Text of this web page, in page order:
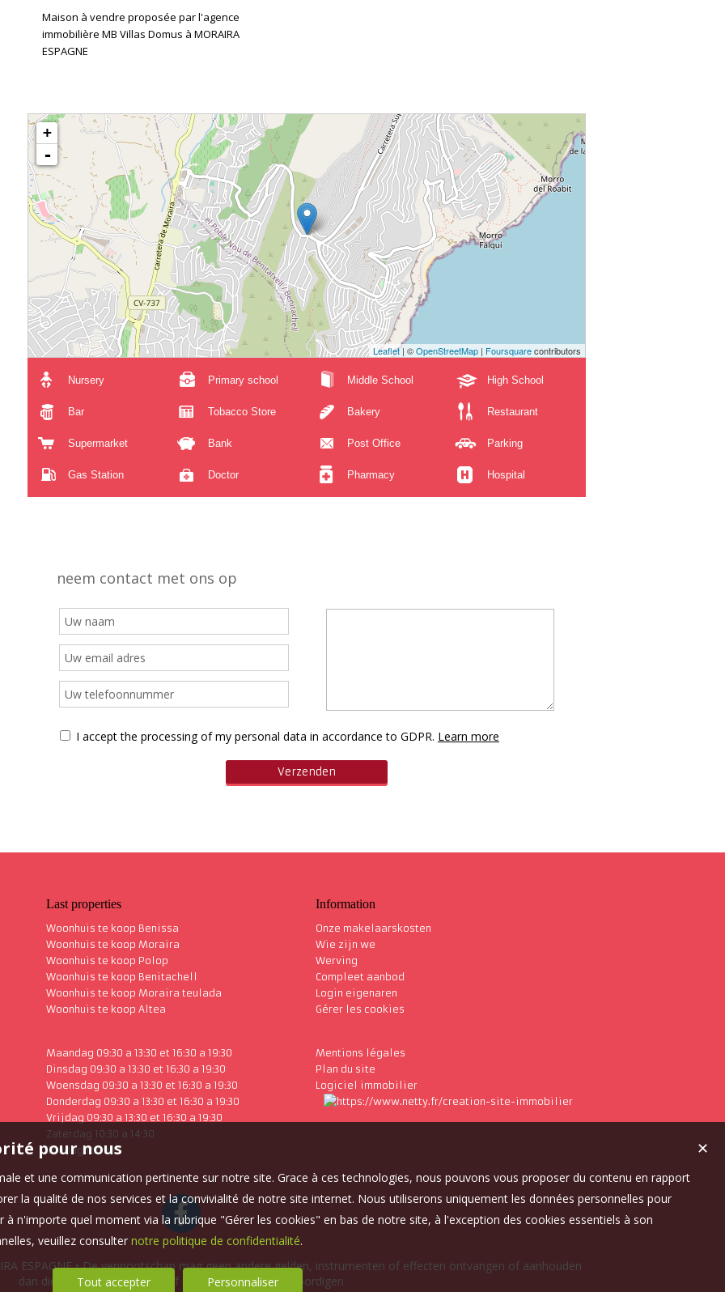
Maison à vendre proposée par l'agence
immobilière MB Villas Domus à MORAIRA
ESPAGNE
+
-
Leaflet| ©OpenStreetMap | Foursquarecontributors
Nursery Primary school Middle School High School
Bar Tobacco Store Bakery Restaurant
Supermarket Bank Post Office Parking
Gas Station Doctor Pharmacy Hospital
neem contact met ons op
I accept the processing of my personal data in accordance to GDPR. Learn more
Last properties
Woonhuis te koop Benissa
Woonhuis te koop Moraira
Woonhuis te koop Polop
Woonhuis te koop Benitachell
Woonhuis te koop Moraira teulada
Woonhuis te koop Altea
Information
Onze makelaarskosten
Wie zijn we
Werving
Compleet aanbod
Login eigenaren
Gérer les cookies
Maandag 09:30 a 13:30 et 16:30 a 19:30
Dinsdag 09:30 a 13:30 et 16:30 a 19:30
Woensdag 09:30 a 13:30 et 16:30 a 19:30
Donderdag 09:30 a 13:30 et 16:30 a 19:30
Vrijdag 09:30 a 13:30 et 16:30 a 19:30
Zaterdag 10:30 a 14:30
Zondag fermé
Mentions légales
Plan du site
Logiciel immobilier
ESPAGNE • De vennootschap mag geen andere gelden, instrumenten of effecten ontvangen of aanhouden
dan die welke haar beloning of commissie vertegenwoordigen
✕
pour nous
et une communication pertinente sur notre site. Grace à ces technologies, nous pouvons vous proposer du contenu en rapport
la qualité de nos services et la convivialité de notre site internet. Nous utiliserons uniquement les données personnelles pour
n'importe quel moment via la rubrique "Gérer les cookies" en bas de notre site, à l'exception des cookies essentiels à son
veuillez consulter notre politique de confidentialité.
Tout accepter Personnaliser